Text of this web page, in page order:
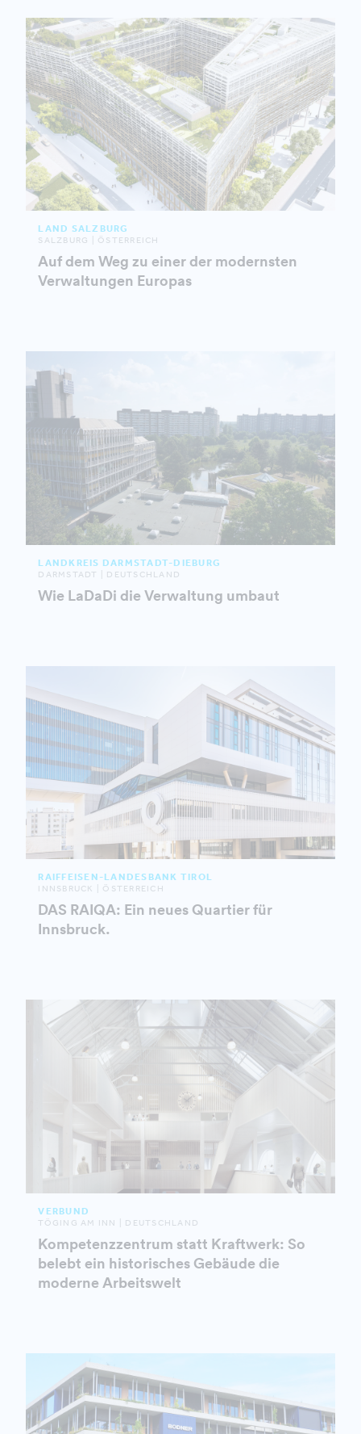
LAND SALZBURG
SALZBURG | ÖSTERREICH
Auf dem Weg zu einer der modernsten
Verwaltungen Europas
LANDKREIS DARMSTADT-DIEBURG
DARMSTADT | DEUTSCHLAND
Wie LaDaDi die Verwaltung umbaut
RAIFFEISEN-LANDESBANK TIROL
INNSBRUCK | ÖSTERREICH
DAS RAIQA: Ein neues Quartier für
Innsbruck.
VERBUND
TÖGING AM INN | DEUTSCHLAND
Kompetenzzentrum statt Kraftwerk: So
belebt ein historisches Gebäude die
moderne Arbeitswelt